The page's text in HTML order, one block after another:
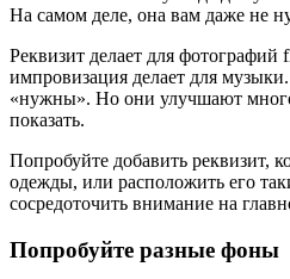
На самом деле, она вам даже не
Реквизит делает для фотографий
импровизация делает для
«нужны». Но они улучшают
показать.
Попробуйте добавить реквизит,
одежды, или расположить его
сосредоточить внимание на
Попробуйте разные фоны